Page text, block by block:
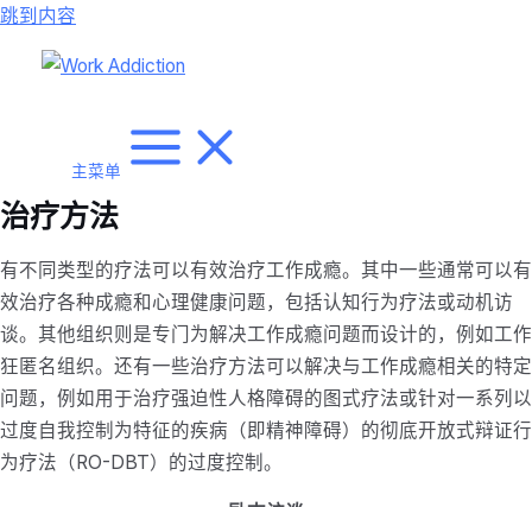
跳到内容
主菜单
治疗方法
有不同类型的疗法可以有效治疗工作成瘾。其中一些通常可以有
效治疗各种成瘾和心理健康问题，包括认知行为疗法或动机访
谈。其他组织则是专门为解决工作成瘾问题而设计的，例如工作
狂匿名组织。还有一些治疗方法可以解决与工作成瘾相关的特定
问题，例如用于治疗强迫性人格障碍的图式疗法或针对一系列以
过度自我控制为特征的疾病（即精神障碍）的彻底开放式辩证行
为疗法（RO-DBT）的过度控制。